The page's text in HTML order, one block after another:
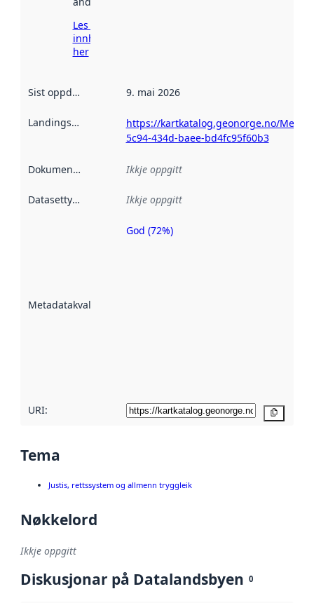
Les meir om
innhenting
her
Sist oppdatert 9. mai 2026
Landingsside
https://kartkatalog.geonorge.no/
5c94-434d-baee-bd4fc95f60b3
Dokumentasjon Ikkje oppgitt
Datasettype Ikkje oppgitt
Metadatakvalitet
Metadatakvalitet
God (72%)
URI:
Tema
Justis, rettssystem og allmenn tryggleik
Nøkkelord
Ikkje oppgitt
Diskusjonar på Datalandsbyen 0